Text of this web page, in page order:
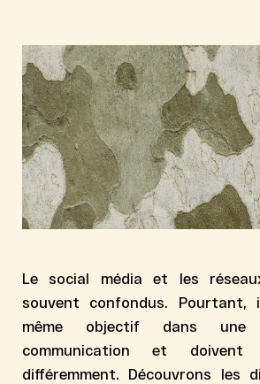
Le social média et les
souvent confondus. Pourtant,
même objectif dans une
communication et doivent
différemment. Découvrons les